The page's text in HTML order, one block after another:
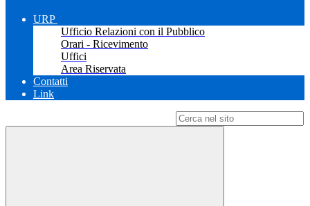
URP
Ufficio Relazioni con il Pubblico
Orari - Ricevimento
Uffici
Area Riservata
Contatti
Link